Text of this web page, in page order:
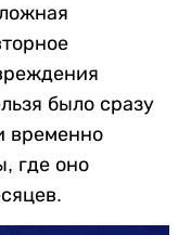
было сразу
временно
где оно